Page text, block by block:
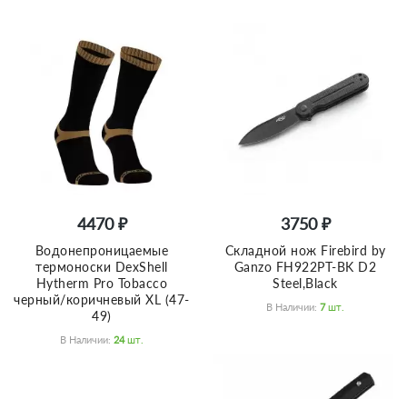
4470 ₽
Водонепроницаемые
термоноски DexShell
Hytherm Pro Tobacco
черный/коричневый XL (47-
49)
В Наличии: 24 Шт.
3750 ₽
Складной нож Firebird by
Ganzo FH922PT-BK D2
Steel,Black
В Наличии: 7 Шт.